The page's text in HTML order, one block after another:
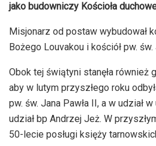
jako budowniczy Kościoła
Misjonarz od postaw wybudował
Bożego Louvakou i kościół pw.
Obok tej świątyni stanęła również
aby w lutym przyszłego roku
pw. św. Jana Pawła II, a w udział
udział bp Andrzej Jeż. W
50-lecie posługi księży